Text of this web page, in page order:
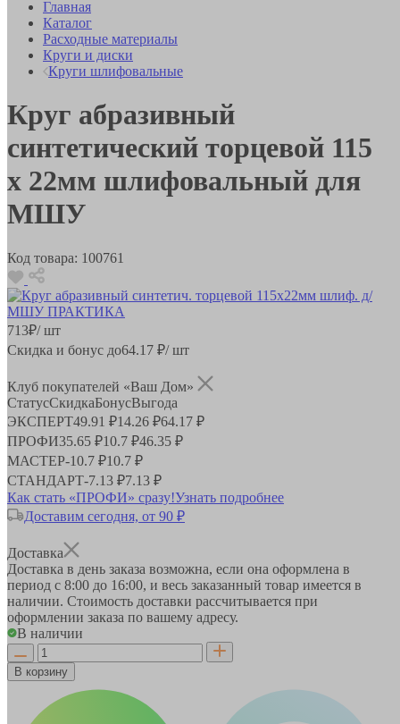
Главная
Каталог
Расходные материалы
Круги и диски
Круги шлифовальные
Круг абразивный
синтетический торцевой 115
x 22мм шлифовальный для
МШУ
Код товара: 100761
713₽/ шт
Скидка и бонус до64.17 ₽/ шт
Клуб покупателей «Ваш Дом»
СтатусСкидкаБонусВыгода
ЭКСПЕРТ49.91 ₽14.26 ₽64.17 ₽
ПРОФИ35.65 ₽10.7 ₽46.35 ₽
МАСТЕР-10.7 ₽10.7 ₽
СТАНДАРТ-7.13 ₽7.13 ₽
Как стать «ПРОФИ» сразу!Узнать подробнее
Доставим сегодня, от 90 ₽
Доставка
Доставка в день заказа возможна, если она оформлена в
период с 8:00 до 16:00, и весь заказанный товар имеется в
наличии. Стоимость доставки рассчитывается при
оформлении заказа по вашему адресу.
В наличии
В корзину